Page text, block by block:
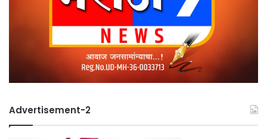
Advertisement-2